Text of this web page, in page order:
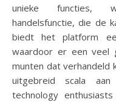
unieke functies,
handelsfunctie, die de
biedt het platform
waardoor er een
munten dat verhandeld
uitgebreid scala
technology